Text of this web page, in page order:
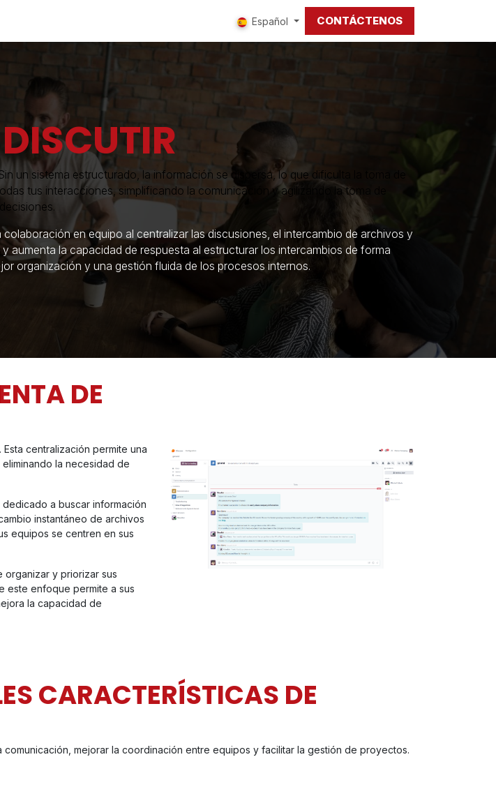
Español CONTÁCTENOS
un sistema estructurado, la información se dispersa, lo que dificulta la toma de
tus interacciones, simplificando la comunicación y agilizando la toma de
decisiones.
en equipo al centralizar las discusiones, el intercambio de archivos y
aumenta la capacidad de respuesta al estructurar los intercambios de forma
organización y una gestión fluida de los procesos internos.
DE
centralización permite una
la necesidad de
a buscar información
instantáneo de archivos
equipos se centren en sus
organizar y priorizar sus
este enfoque permite a sus
la capacidad de
CARACTERÍSTICAS DE
mejorar la coordinación entre equipos y facilitar la gestión de proyectos.